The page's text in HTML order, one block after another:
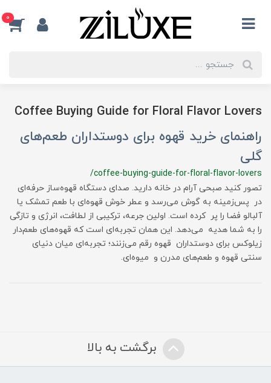
0
Coffee Buying Guide for Floral Flavor Lovers
راهنمای خرید قهوه برای دوستداران طعم‌های
گلی
/coffee-buying-guide-for-floral-flavor-lovers
تصور کنید صبحی آرام در خانه دارید. صدای دستگاه قهوه‌ساز حرفه‌ای
در پس‌زمینه به گوش می‌رسد و عطر خوش قهوه‌ای با طعم تمشک یا
آلبالو فضا را پر کرده است. اولین جرعه، ترکیبی از لطافت، انرژی و تازگی
را به شما هدیه می‌دهد. این همان تجربه‌ای است که قهوه‌های طعم‌دار
زیلوکس برای دوستداران قهوه رقم می‌زنند؛ تجربه‌ای میان دنیای
سنتی قهوه و طعم‌های مدرن و میوه‌ای.
برگشت به بالا